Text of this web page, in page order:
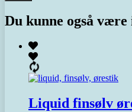
Du kunne også
Liquid finsølv